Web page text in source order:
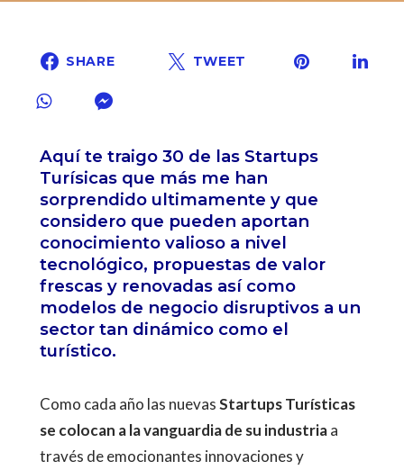
SHARE TWEET
Aquí te traigo 30 de las Startups
Turísicas que más me han
sorprendido ultimamente y que
considero que pueden aportan
conocimiento valioso a nivel
tecnológico, propuestas de valor
frescas y renovadas así como
modelos de negocio disruptivos a un
sector tan dinámico como el
turístico.
Como cada año las nuevasStartups Turísticas
se colocan a la vanguardia de su industriaa
través de emocionantes innovaciones y